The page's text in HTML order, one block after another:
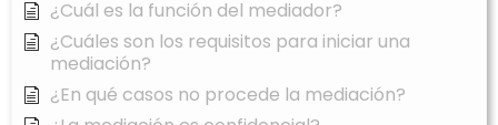
¿Cuál es la función del mediador?
¿Cuáles son los requisitos para iniciar una
mediación?
¿En qué casos no procede la mediación?